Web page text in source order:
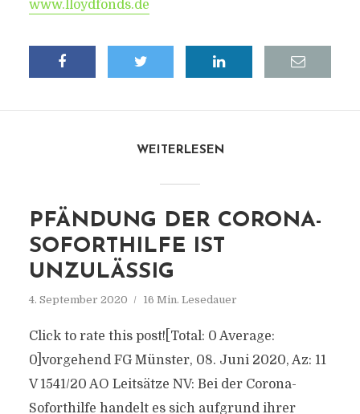
www.lloydfonds.de
WEITERLESEN
PFÄNDUNG DER CORONA-
SOFORTHILFE IST
UNZULÄSSIG
4. September 2020 16 Min. Lesedauer
Click to rate this post![Total: 0 Average:
0]vorgehend FG Münster, 08. Juni 2020, Az: 11
V 1541/20 AO Leitsätze NV: Bei der Corona-
Soforthilfe handelt es sich aufgrund ihrer